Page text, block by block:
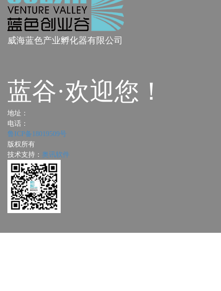
威海蓝色产业孵化器有限公司
蓝谷·欢迎您！
地址：
电话：
鲁ICP备18019509号
版权所有
技术支持： 奥讯软件